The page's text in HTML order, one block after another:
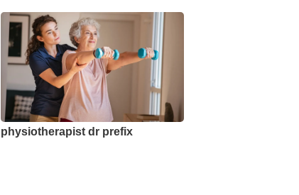
physiotherapist dr prefix